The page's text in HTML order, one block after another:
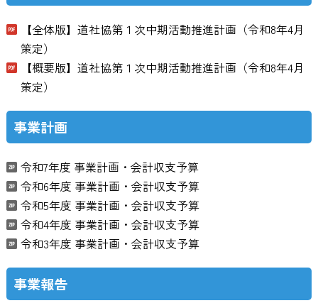
【全体版】道社協第１次中期活動推進計画（令和8年4月
策定）
【概要版】道社協第１次中期活動推進計画（令和8年4月
策定）
事業計画
令和7年度 事業計画・会計収支予算
令和6年度 事業計画・会計収支予算
令和5年度 事業計画・会計収支予算
令和4年度 事業計画・会計収支予算
令和3年度 事業計画・会計収支予算
事業報告